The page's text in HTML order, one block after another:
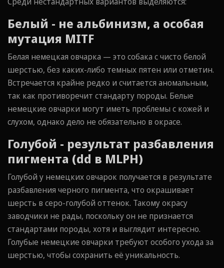
Белый - не альбинизм, а особая
мутация MITF
Белая немецкая овчарка — это собака с чисто белой
шерстью, без каких-либо темных пятен или отметин.
Встречается крайне редко и считается аномальным,
так как противоречит стандарту породы. Белые
немецкие овчарки могут иметь проблемы с кожей и
слухом, однако дело не обязательно в окрасе.
Голубой - результат разбавления
пигмента (dd в MLPH)
Голубой у немецких овчарок получается в результате
разбавления черного пигмента, что окрашивает
шерсть в серо-голубой оттенок. Такому окрасу
заводчики не рады, поскольку он не признается
стандартами породы, хотя и выглядит интересно.
Голубые немецкие овчарки требуют особого ухода за
шерстью, чтобы сохранить её уникальность.